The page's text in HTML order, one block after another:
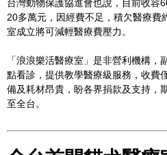
台灣動物保護協進會也說，目前收容
20多萬元，因經費不足，積欠醫療費
室成立將可減輕醫療費壓力。
「浪浪樂活醫療室」是非營利機構
點看診，提供教學醫療級服務，收費
備及耗材昂貴，盼各界捐款及支持，
至全台。